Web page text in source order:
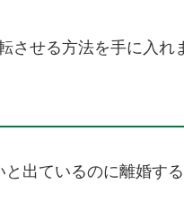
させる方法を手に入れ
出ているのに離婚す